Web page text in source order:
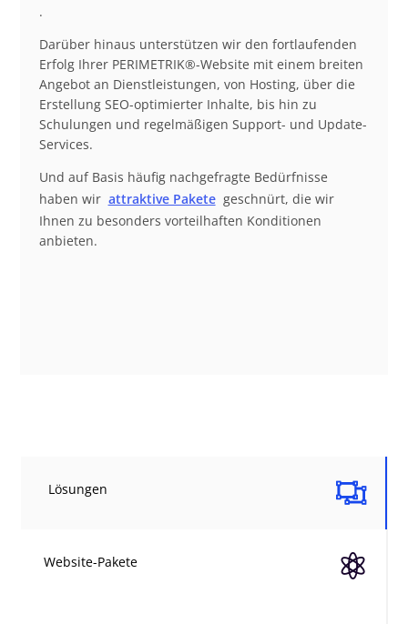
.
Darüber hinaus unterstützen wir den fortlaufenden
Erfolg Ihrer PERIMETRIK®-Website mit einem breiten
Angebot an Dienstleistungen, von Hosting, über die
Erstellung SEO-optimierter Inhalte, bis hin zu
Schulungen und regelmäßigen Support- und Update-
Services.
Und auf Basis häufig nachgefragte Bedürfnisse
haben wir attraktive Pakete geschnürt, die wir
Ihnen zu besonders vorteilhaften Konditionen
anbieten.

Lösungen

Website-Pakete